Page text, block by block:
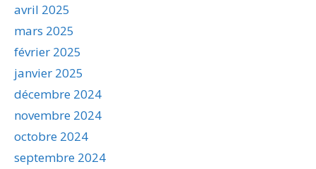
avril 2025
mars 2025
février 2025
janvier 2025
décembre 2024
novembre 2024
octobre 2024
septembre 2024